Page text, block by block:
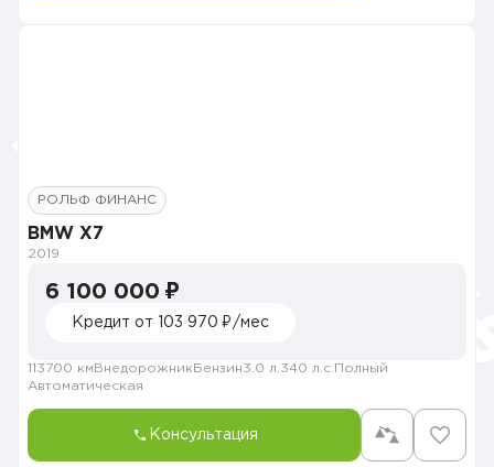
РОЛЬФ ФИНАНС
BMW X7
2019
6 100 000 ₽
Кредит от 103 970 ₽/мес
113700 км Внедорожник Бензин3.0 л. 340 л.с. Полный
Автоматическая
Консультация